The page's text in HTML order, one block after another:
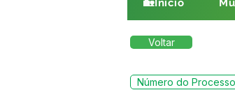
🏡Início
Voltar
Número do